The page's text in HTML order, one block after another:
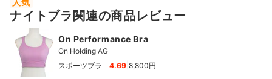
人気
ナイトブラ関連の商品レビュー
On Performance Bra
On Holding AG
スポーツブラ
4.69 8,800円